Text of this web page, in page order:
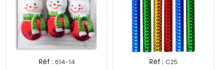
Réf : 614-14 Réf : C25